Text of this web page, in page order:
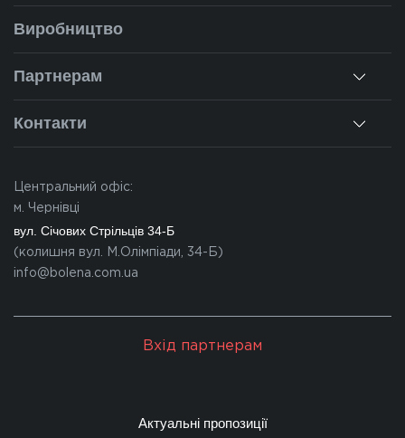
Заміри
Монтаж
Ремонт вікон
Про нас
Наша історія
Наші об'єкти
Новини
Виробництво
Партнерам
Для дилерів
Для партнерів
Контакти
Івано-Франківськ
Львів
Закарпаття
Центральний офіс:
м. Чернівці
вул. Січових Стрільців 34-Б
(колишня вул. М.Олімпіади, 34-Б)
info@bolena.com.ua
Вхід партнерам
Актуальні пропозиції